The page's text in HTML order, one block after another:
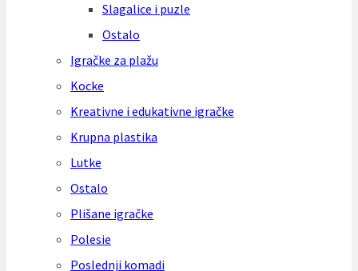
Slagalice i puzle
Ostalo
Igračke za plažu
Kocke
Kreativne i edukativne igračke
Krupna plastika
Lutke
Ostalo
Plišane igračke
Polesie
Poslednji komadi